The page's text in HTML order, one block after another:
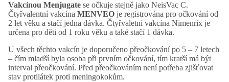
Vakcínou Menjugate se očkuje stejně jako NeisVac C.
Čtyřvalentní vakcína MENVEO je registrována pro očkování od
2 let věku a stačí jedna dávka. Čtyřvaletní vakcína Nimenrix je
určena pro děti od 1 roku věku a také stačí 1 dávka.
U všech těchto vakcín je doporučeno přeočkování po 5 – 7 letech
– čím mladší byla osoba při prvním očkování, tím kratší má být
interval přeočkování. Před přeočkováním není potřeba zjišťovat
stav protilátek proti meningokokům.